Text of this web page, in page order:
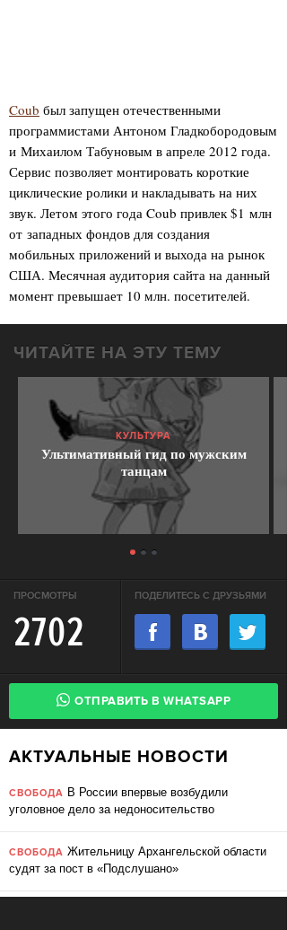
Coub был запущен отечественными
программистами Антоном Гладкобородовым
и Михаилом Табуновым в апреле 2012 года.
Сервис позволяет монтировать короткие
циклические ролики и накладывать на них
звук. Летом этого года Coub привлек $1 млн
от западных фондов для создания
мобильных приложений и выхода на рынок
США. Месячная аудитория сайта на данный
момент превышает 10 млн. посетителей.
ЧИТАЙТЕ НА ЭТУ ТЕМУ
КУЛЬТУРА
Ультимативный гид по мужским
танцам
ПРОСМОТРЫ
2702
ПОДЕЛИТЕСЬ С ДРУЗЬЯМИ
ОТПРАВИТЬ В WHATSAPP
АКТУАЛЬНЫЕ НОВОСТИ
СВОБОДА В России впервые возбудили
уголовное дело за недоносительство
СВОБОДА Жительницу Архангельской области
судят за пост в «Подслушано»